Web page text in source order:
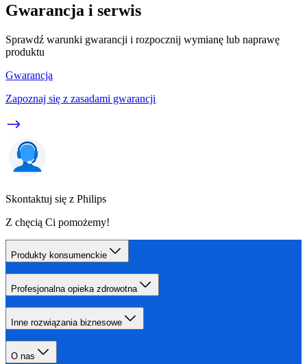
Gwarancja i serwis
Sprawdź warunki gwarancji i rozpocznij wymianę lub naprawę
produktu
Gwarancja
Zapoznaj się z zasadami gwarancji
Skontaktuj się z Philips
Z chęcią Ci pomożemy!
Produkty konsumenckie
Profesjonalna opieka zdrowotna
Inne rozwiązania biznesowe
O nas